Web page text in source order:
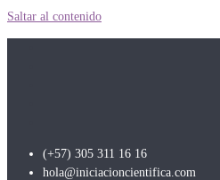
Saltar al contenido
(+57) 305 311 16 16
hola@iniciacioncientifica.com